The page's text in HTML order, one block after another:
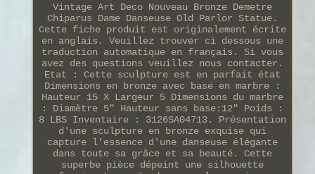
Vintage Art Deco Nouveau Bronze Demetre
Chiparus Dame Danseuse Old Parlor Statue.
Cette fiche produit est originalement écrite
en anglais. Veuillez trouver ci dessous une
traduction automatique en français. Si vous
avez des questions veuillez nous contacter.
Etat : Cette sculpture est en parfait état
Dimensions en bronze avec base en marbre :
Hauteur 15 X Largeur 5 Dimensions du marbre
: Diamètre 5" Hauteur sans base:12" Poids :
8 LBS Inventaire : 3126SA04713. Présentation
d'une sculpture en bronze exquise qui
capture l'essence d'une danseuse élégante
dans toute sa grâce et sa beauté. Cette
superbe pièce dépeint une silhouette